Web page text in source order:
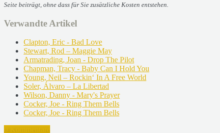
Seite beiträgt, ohne dass für Sie zusätzliche Kosten entstehen.
Verwandte Artikel
Clapton, Eric - Bad Love
Stewart, Rod – Maggie May
Armatrading, Joan - Drop The Pilot
Chapman, Tracy - Baby Can I Hold You
Young, Neil – Rockin‘ In A Free World
Soler, Álvaro – La Libertad
Wilson, Danny - Mary's Prayer
Cocker, Joe - Ring Them Bells
Cocker, Joe - Ring Them Bells